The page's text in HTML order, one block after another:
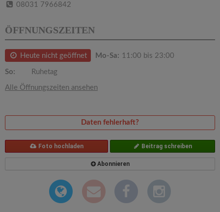
08031 7966842
ÖFFNUNGSZEITEN
Heute nicht geöffnet Mo-Sa: 11:00 bis 23:00
So: Ruhetag
Alle Öffnungszeiten ansehen
Daten fehlerhaft?
Foto hochladen Beitrag schreiben
Abonnieren
g
a
t
i